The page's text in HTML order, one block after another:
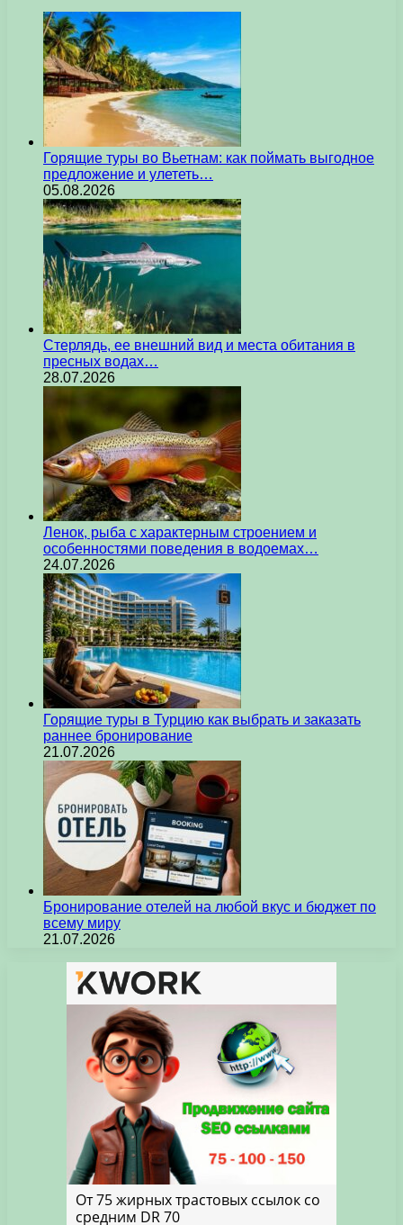
Горящие туры во Вьетнам: как поймать выгодное
предложение и улететь…
05.08.2026
Стерлядь, ее внешний вид и места обитания в
пресных водах…
28.07.2026
Ленок, рыба с характерным строением и
особенностями поведения в водоемах…
24.07.2026
Горящие туры в Турцию как выбрать и заказать
раннее бронирование
21.07.2026
Бронирование отелей на любой вкус и бюджет по
всему миру
21.07.2026